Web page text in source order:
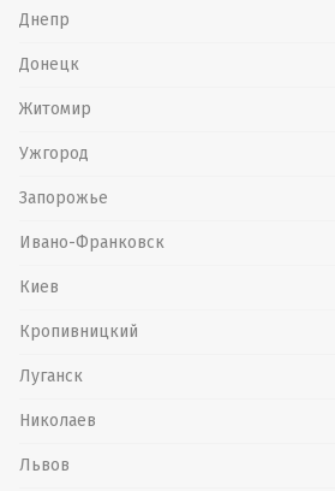
Днепр
Донецк
Житомир
Ужгород
Запорожье
Ивано-Франковск
Киев
Кропивницкий
Луганск
Николаев
Львов